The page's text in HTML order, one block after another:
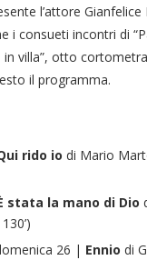
l’attore Gianfelice
i consueti incontri di
in villa”, otto
il programma.
rido io di Mario
stata la mano di Dio
26 | Ennio di